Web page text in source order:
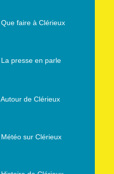
Que faire à Clérieux
La presse en parle
Autour de Clérieux
Météo sur Clérieux